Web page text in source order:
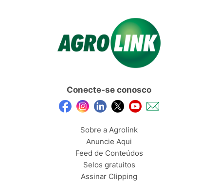
Conecte-se conosco
Sobre a Agrolink
Anuncie Aqui
Feed de Conteúdos
Selos gratuitos
Assinar Clipping